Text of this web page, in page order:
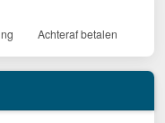
Achteraf betalen